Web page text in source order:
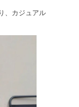
、カジュアル